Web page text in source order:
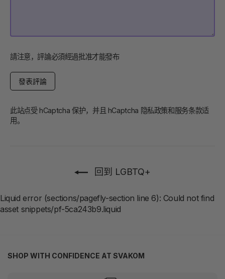
請注意，評論必須經過批准才能發布
發
此站点受 hCaptcha 保护，并且 hCaptcha 隐私政策和服务条款适
用。
回到 LGBTQ+
Liquid error (sections/pagefly-section line 6): Could not find
asset snippets/pf-5ca243b9.liquid
SHOP WITH CONFIDENCE AT SVAKOM